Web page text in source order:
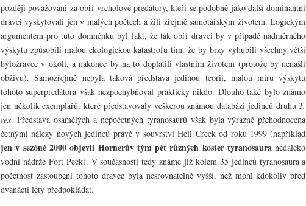
později považováni za obří vrcholové predátory, kteří se podobně jako další dominantní
dravci vyskytovali jen v malých počtech a žili zřejmě samotářským životem. Logickým
argumentem pro tuto domněnku byl fakt, že tak obří dravci by v případě nadměrného
výskytu způsobili malou ekologickou katastrofu tím, že by brzy vyhubili všechny větší
býložravce v okolí, a nakonec by na to doplatili vlastním životem (protože by nenašli
obživu). Samozřejmě nebyla taková představa jedinou teorií, malou míru výskytu
tohoto superpredátora však nezpochybňoval prakticky nikdo. Dlouho také bylo známo
jen několik exemplářů, které představovaly veškerou známou databázi jedinců druhu T.
rex. Představa osamělých a nepočetných tyranosaurů však byla výrazně přehodnocena
četnými nálezy nových jedinců právě v souvrství Hell Creek od roku 1999 (například
jen v sezóně 2000 objevil Hornerův tým pět různých koster tyranosauranedaleko
vodní nádrže Fort Peck). V současnosti tedy známe již kolem 35 jedinců tyranosaura a
početnost zastoupení tohoto dravce byla nesrovnatelně vyšší, než mohl kdokoliv před
dvanácti lety předpokládat.